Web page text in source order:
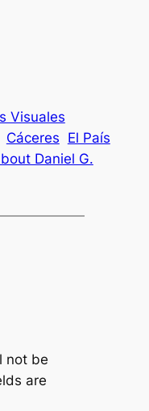
Visuales
Cáceres El País
Daniel G.
not be
are